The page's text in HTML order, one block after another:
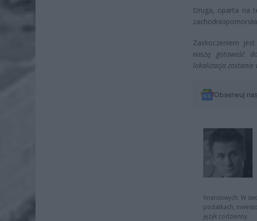
Druga, oparta na
Zaskoczeniem
naszą gotowość
lokalizacja zostanie
Obserwuj
finansowych. W
podatkach,
język codzienny.